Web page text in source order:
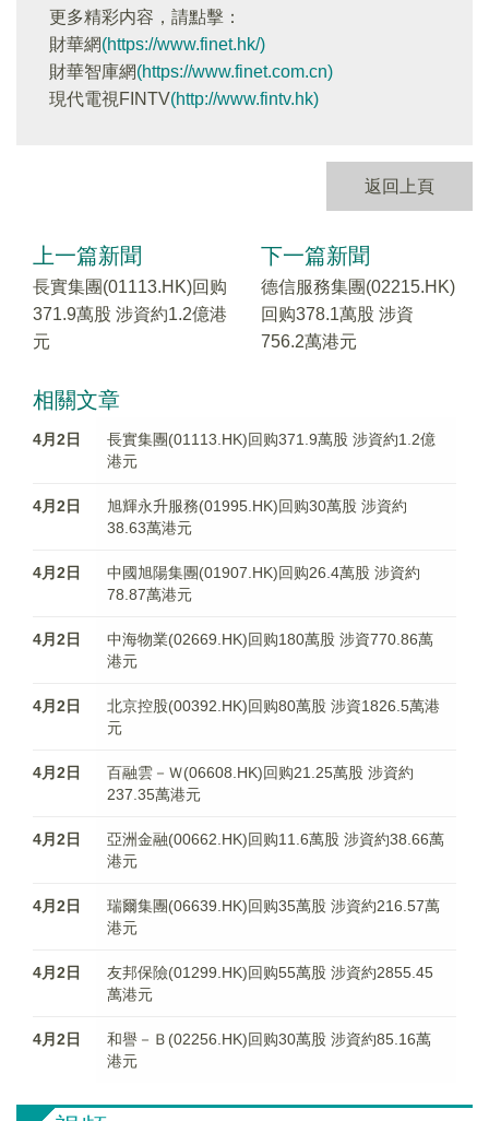
更多精彩内容，請點擊：
財華網(https://www.finet.hk/)
財華智庫網(https://www.finet.com.cn)
現代電視FINTV(http://www.fintv.hk)
返回上頁
上一篇新聞
長實集團(01113.HK)回购
371.9萬股 涉資約1.2億港
元
下一篇新聞
德信服務集團(02215.HK)
回购378.1萬股 涉資
756.2萬港元
相關文章
4月2日
長實集團(01113.HK)回购371.9萬股 涉資約1.2億
港元
4月2日
旭輝永升服務(01995.HK)回购30萬股 涉資約
38.63萬港元
4月2日
中國旭陽集團(01907.HK)回购26.4萬股 涉資約
78.87萬港元
4月2日
中海物業(02669.HK)回购180萬股 涉資770.86萬
港元
4月2日
北京控股(00392.HK)回购80萬股 涉資1826.5萬港
元
4月2日
百融雲－Ｗ(06608.HK)回购21.25萬股 涉資約
237.35萬港元
4月2日
亞洲金融(00662.HK)回购11.6萬股 涉資約38.66萬
港元
4月2日
瑞爾集團(06639.HK)回购35萬股 涉資約216.57萬
港元
4月2日
友邦保險(01299.HK)回购55萬股 涉資約2855.45
萬港元
4月2日
和譽－Ｂ(02256.HK)回购30萬股 涉資約85.16萬
港元